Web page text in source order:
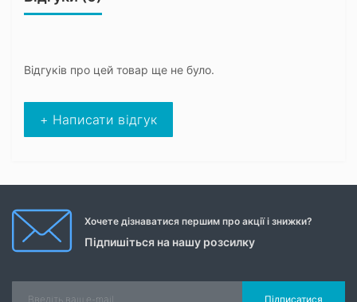
Відгуків про цей товар ще не було.
+ Написати відгук
Хочете дізнаватися першим про акції і знижки?
Підпишіться на нашу розсилку
Підписатися